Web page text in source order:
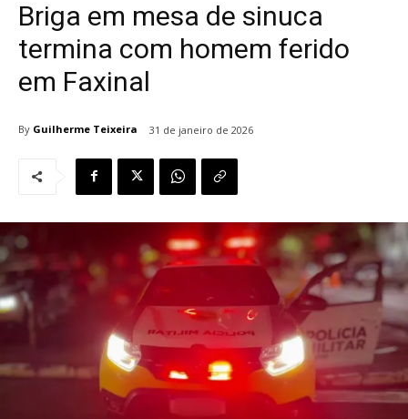
Briga em mesa de sinuca
termina com homem ferido
em Faxinal
By Guilherme Teixeira 31 de janeiro de 2026